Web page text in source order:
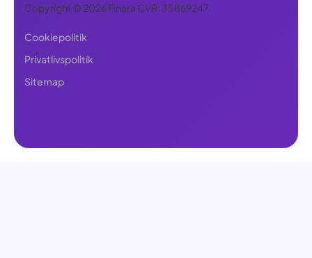
Copyright © 2026 Finara CVR: 35869247
Cookiepolitik
Privatlivspolitik
Sitemap